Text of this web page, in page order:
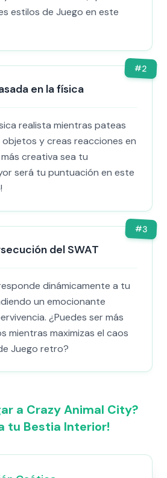
estilos de Juego en este
#2
en la física
realista mientras pateas
y creas reacciones en
creativa sea tu
será tu puntuación en este
#3
del SWAT
dinámicamente a tu
un emocionante
¿Puedes ser más
mientras maximizas el caos
Juego retro?
a Crazy Animal City?
tu Bestia Interior!